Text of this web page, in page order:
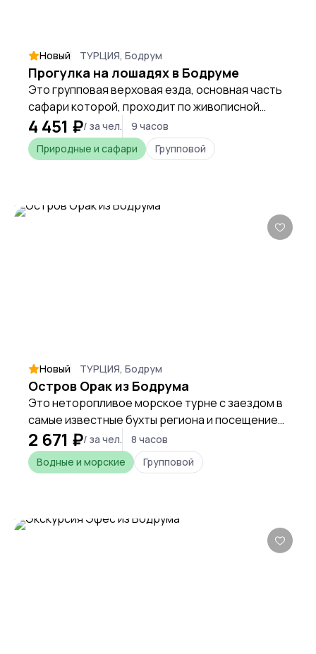
Новый ТУРЦИЯ, Бодрум
Прогулка на лошадях в Бодруме
Это групповая верховая езда, основная часть
сафари которой, проходит по живописной
лесной чаще, вдали от городского шума и
пыльных дорог.
4 451 ₽/ за чел.
9 часов
Природные и сафари
Групповой
Новый ТУРЦИЯ, Бодрум
Остров Орак из Бодрума
Это неторопливое морское турне с заездом в
самые известные бухты региона и посещением
легендарного острова с неповторимой
флорой и фауной.
2 671 ₽/ за чел.
8 часов
Водные и морские
Групповой